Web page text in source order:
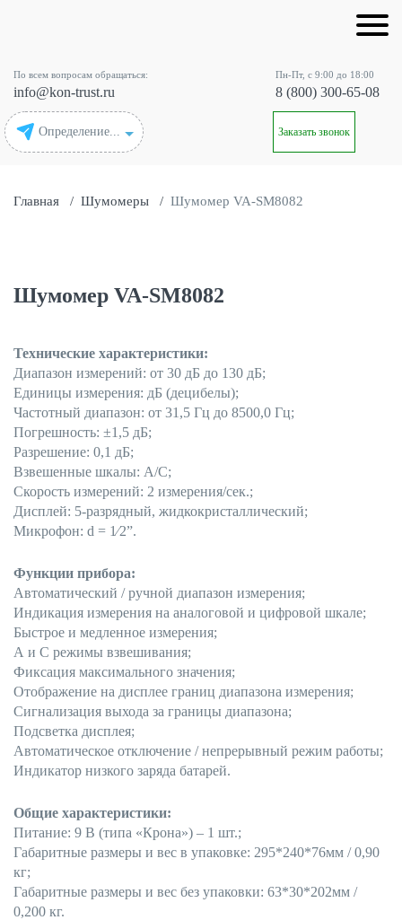
Определение...
По всем вопросам обращаться:
info@kon-trust.ru
Пн-Пт, с 9:00 до 18:00
8 (800) 300-65-08
Заказать звонок
Главная / Шумомеры / Шумомер VA-SM8082
Шумомер VA-SM8082
Технические характеристики:
Диапазон измерений: от 30 дБ до 130 дБ;
Единицы измерения: дБ (децибелы);
Частотный диапазон: от 31,5 Гц до 8500,0 Гц;
Погрешность: ±1,5 дБ;
Разрешение: 0,1 дБ;
Взвешенные шкалы: А/С;
Скорость измерений: 2 измерения/сек.;
Дисплей: 5-разрядный, жидкокристаллический;
Микрофон: d = 1⁄2”.
Функции прибора:
Автоматический / ручной диапазон измерения;
Индикация измерения на аналоговой и цифровой шкале;
Быстрое и медленное измерения;
А и С режимы взвешивания;
Фиксация максимального значения;
Отображение на дисплее границ диапазона измерения;
Сигнализация выхода за границы диапазона;
Подсветка дисплея;
Автоматическое отключение / непрерывный режим работы;
Индикатор низкого заряда батарей.
Общие характеристики:
Питание: 9 В (типа «Крона») – 1 шт.;
Габаритные размеры и вес в упаковке: 295*240*76мм / 0,90
кг;
Габаритные размеры и вес без упаковки: 63*30*202мм /
0,200 кг.